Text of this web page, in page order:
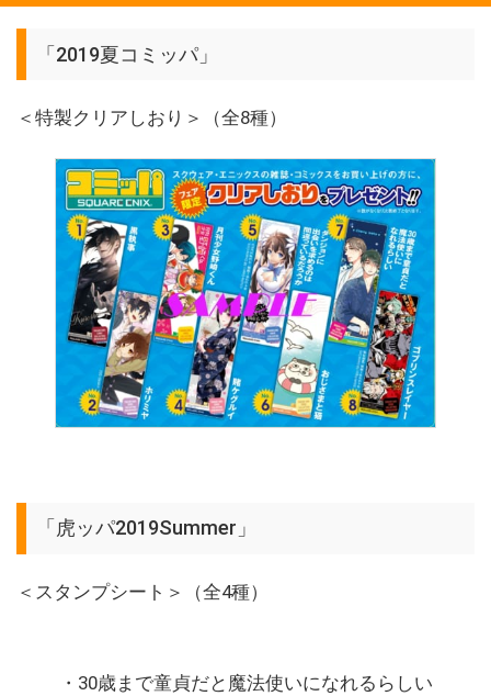
「2019夏コミッパ」
＜特製クリアしおり＞（全8種）
「虎ッパ2019Summer」
＜スタンプシート＞（全4種）
・30歳まで童貞だと魔法使いになれるらしい